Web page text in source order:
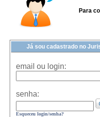
Para
Já sou cadastrado no
email ou login:
senha:
Esqueceu login/senha?